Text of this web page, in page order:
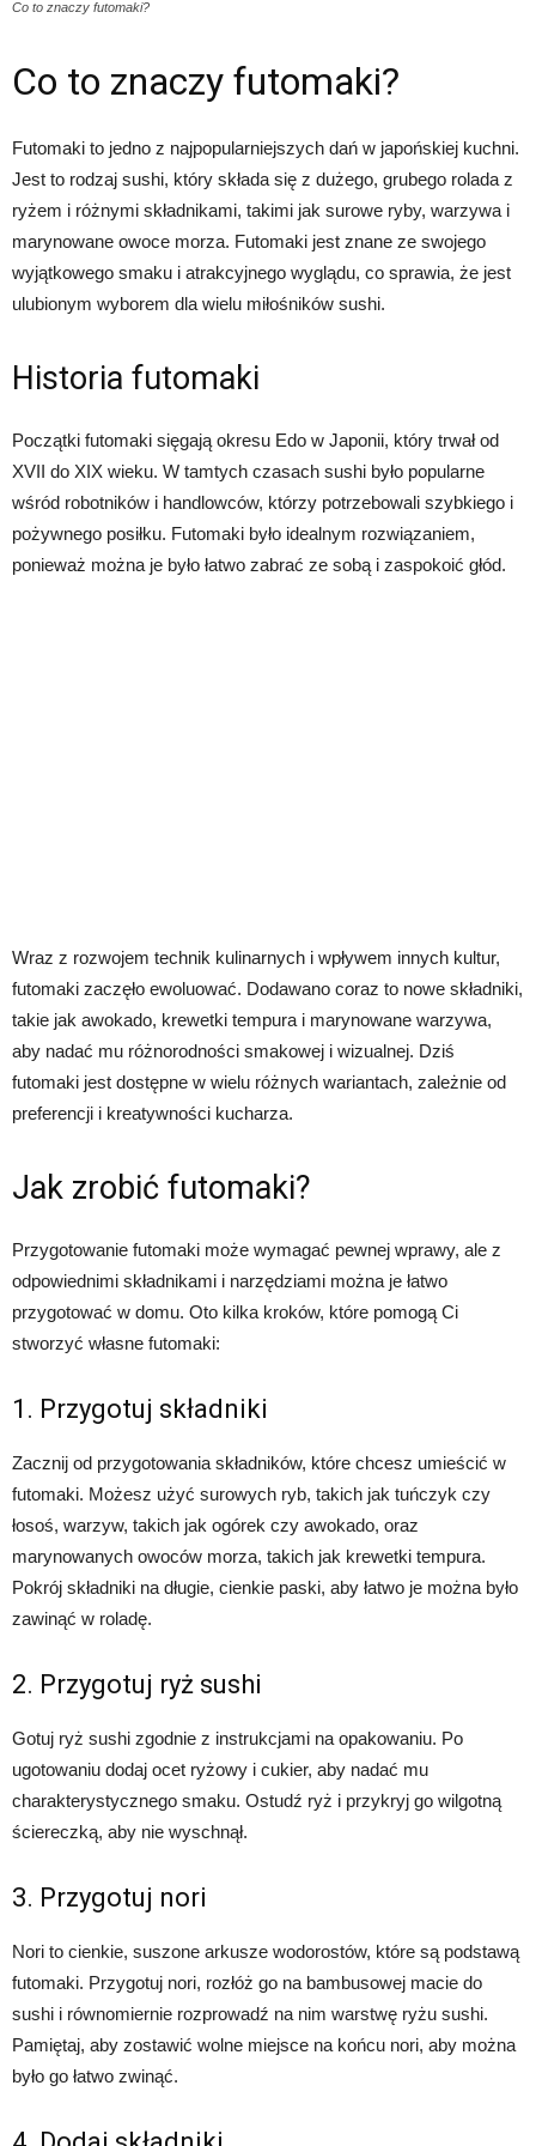
Co to znaczy futomaki?
Co to znaczy futomaki?
Futomaki to jedno z najpopularniejszych dań w japońskiej kuchni.
Jest to rodzaj sushi, który składa się z dużego, grubego rolada z
ryżem i różnymi składnikami, takimi jak surowe ryby, warzywa i
marynowane owoce morza. Futomaki jest znane ze swojego
wyjątkowego smaku i atrakcyjnego wyglądu, co sprawia, że jest
ulubionym wyborem dla wielu miłośników sushi.
Historia futomaki
Początki futomaki sięgają okresu Edo w Japonii, który trwał od
XVII do XIX wieku. W tamtych czasach sushi było popularne
wśród robotników i handlowców, którzy potrzebowali szybkiego i
pożywnego posiłku. Futomaki było idealnym rozwiązaniem,
ponieważ można je było łatwo zabrać ze sobą i zaspokoić głód.
Wraz z rozwojem technik kulinarnych i wpływem innych kultur,
futomaki zaczęło ewoluować. Dodawano coraz to nowe składniki,
takie jak awokado, krewetki tempura i marynowane warzywa,
aby nadać mu różnorodności smakowej i wizualnej. Dziś
futomaki jest dostępne w wielu różnych wariantach, zależnie od
preferencji i kreatywności kucharza.
Jak zrobić futomaki?
Przygotowanie futomaki może wymagać pewnej wprawy, ale z
odpowiednimi składnikami i narzędziami można je łatwo
przygotować w domu. Oto kilka kroków, które pomogą Ci
stworzyć własne futomaki:
1. Przygotuj składniki
Zacznij od przygotowania składników, które chcesz umieścić w
futomaki. Możesz użyć surowych ryb, takich jak tuńczyk czy
łosoś, warzyw, takich jak ogórek czy awokado, oraz
marynowanych owoców morza, takich jak krewetki tempura.
Pokrój składniki na długie, cienkie paski, aby łatwo je można było
zawinąć w roladę.
2. Przygotuj ryż sushi
Gotuj ryż sushi zgodnie z instrukcjami na opakowaniu. Po
ugotowaniu dodaj ocet ryżowy i cukier, aby nadać mu
charakterystycznego smaku. Ostudź ryż i przykryj go wilgotną
ściereczką, aby nie wyschnął.
3. Przygotuj nori
Nori to cienkie, suszone arkusze wodorostów, które są podstawą
futomaki. Przygotuj nori, rozłóż go na bambusowej macie do
sushi i równomiernie rozprowadź na nim warstwę ryżu sushi.
Pamiętaj, aby zostawić wolne miejsce na końcu nori, aby można
było go łatwo zwinąć.